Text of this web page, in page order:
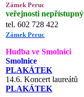
Zámek Peruc
veřejnosti nepřístupný
tel. 602 728 422
Zámek Peruc
Hudba ve Smolnici
Smolnice
PLAKÁTEK
14.6. Koncert laureátů
PLAKÁTEK